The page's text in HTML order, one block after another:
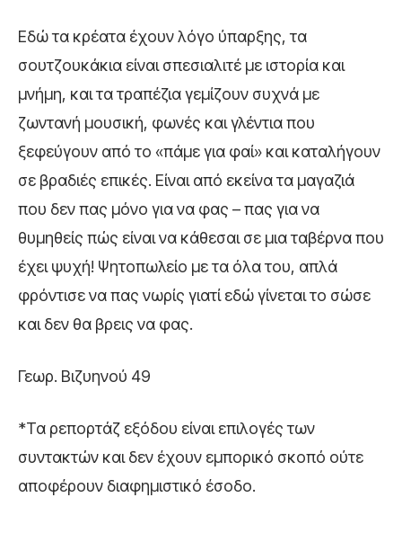
Εδώ τα κρέατα έχουν λόγο ύπαρξης, τα
σουτζουκάκια είναι σπεσιαλιτέ με ιστορία και
μνήμη, και τα τραπέζια γεμίζουν συχνά με
ζωντανή μουσική, φωνές και γλέντια που
ξεφεύγουν από το «πάμε για φαί» και καταλήγουν
σε βραδιές επικές. Είναι από εκείνα τα μαγαζιά
που δεν πας μόνο για να φας – πας για να
θυμηθείς πώς είναι να κάθεσαι σε μια ταβέρνα που
έχει ψυχή! Ψητοπωλείο με τα όλα του, απλά
φρόντισε να πας νωρίς γιατί εδώ γίνεται το σώσε
και δεν θα βρεις να φας.
Γεωρ. Βιζυηνού 49
*Τα ρεπορτάζ εξόδου είναι επιλογές των
συντακτών και δεν έχουν εμπορικό σκοπό ούτε
αποφέρουν διαφημιστικό έσοδο.